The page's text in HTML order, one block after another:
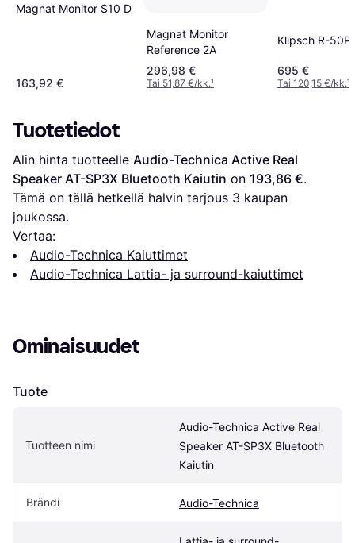
Magnat Monitor S10 D
163,92 €
Magnat Monitor
Reference 2A
296,98 €
Tai 51,87 €/kk.¹
Klipsch R-
695 €
Tai 120,15 €/kk.¹
Tuotetiedot
Alin hinta tuotteelle Audio-Technica Active Real
Speaker AT-SP3X Bluetooth Kaiutin on 193,86 €.
Tämä on tällä hetkellä halvin tarjous 3 kaupan
joukossa.
Vertaa:
Audio-Technica Kaiuttimet
Audio-Technica Lattia- ja surround-kaiuttimet
Ominaisuudet
Tuote
Tuotteen nimi
Audio-Technica Active Real
Speaker AT-SP3X Bluetooth
Kaiutin
Brändi Audio-Technica